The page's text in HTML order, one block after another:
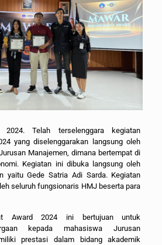
Telah terselenggara kegiatan
yang diselenggarakan langsung oleh
Manajemen, dimana bertempat di
Kegiatan ini dibuka langsung oleh
yaitu Gede Satria Adi Sarda. Kegiatan
seluruh fungsionaris HMJ beserta para
Award 2024 ini bertujuan untuk
kepada mahasiswa Jurusan
prestasi dalam bidang akademik